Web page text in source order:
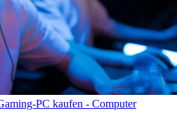
PC kaufen - Computer